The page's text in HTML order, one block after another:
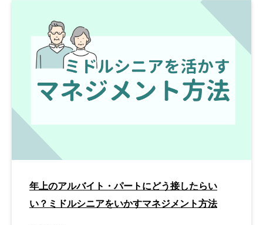
年上のアルバイト・パートにどう接したらい
い？ミドルシニアをいかすマネジメント方法